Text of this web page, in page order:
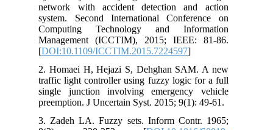
network with accident detection and action
system. Second International Conference on
Computing Technology and Information
Management (ICCTIM), 2015; IEEE: 81-86.
[DOI:10.1109/ICCTIM.2015.7224597
2. Homaei H, Hejazi S, Dehghan SAM. A new
traffic light controller using fuzzy logic for a full
single junction involving emergency vehicle
preemption. J Uncertain Syst. 2015; 9(1): 49-61.
3. Zadeh LA. Fuzzy sets. Inform Contr. 1965;